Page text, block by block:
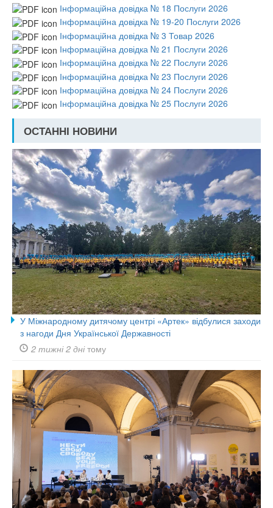
Інформаційна довідка № 18 Послуги 2026
Інформаційна довідка № 19-20 Послуги 2026
Інформаційна довідка № 3 Товар 2026
Інформаційна довідка № 21 Послуги 2026
Інформаційна довідка № 22 Послуги 2026
Інформаційна довідка № 23 Послуги 2026
Інформаційна довідка № 24 Послуги 2026
Інформаційна довідка № 25 Послуги 2026
ОСТАННІ НОВИНИ
У Міжнародному дитячому центрі «Артек» відбулися заходи
з нагоди Дня Української Державності
2 тижні 2 днітому